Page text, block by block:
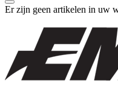
Er zijn geen artikelen in uw